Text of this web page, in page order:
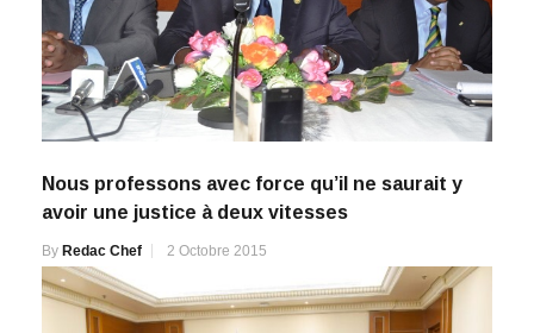
Nous professons avec force qu’il ne saurait y
avoir une justice à deux vitesses
By Redac Chef 2 Octobre 2015